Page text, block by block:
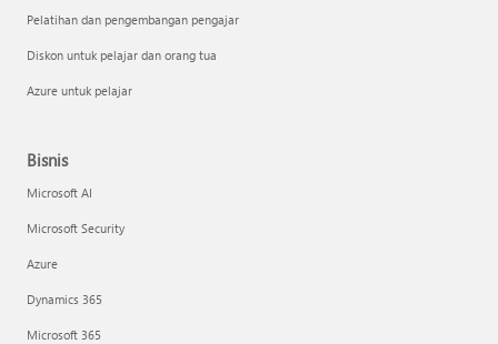
Pelatihan dan pengembangan pengajar
Diskon untuk pelajar dan orang tua
Azure untuk pelajar
Bisnis
Microsoft AI
Microsoft Security
Azure
Dynamics 365
Microsoft 365